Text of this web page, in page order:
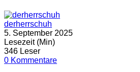
derherrschuh
5. September 2025
Lesezeit (Min)
346 Leser
0 Kommentare